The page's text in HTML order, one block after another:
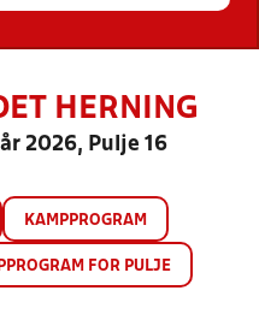
HERNING
2026, Pulje 16
KAMPPROGRAM
FOR PULJE